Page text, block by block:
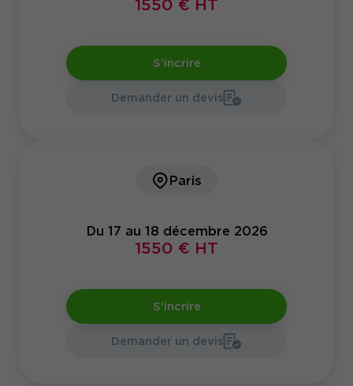
1550 € HT
S'incrire
Demander un devis
Paris
Du 17 au 18 décembre 2026
1550 € HT
S'incrire
Demander un devis